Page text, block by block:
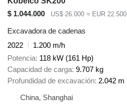
$ 1.044.000
US$ 26.000 ≈ EUR 22.500
Excavadora de cadenas
2022
1.200 m/h
Potencia 118 kW (161 Hp)
Capacidad de carga 9.707 kg
Profundidad de excavación 2.042 m
China, Shanghai